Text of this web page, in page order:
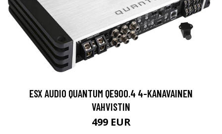
ESX AUDIO QUANTUM QE900.4 4-KANAVAINEN
VAHVISTIN
499 EUR